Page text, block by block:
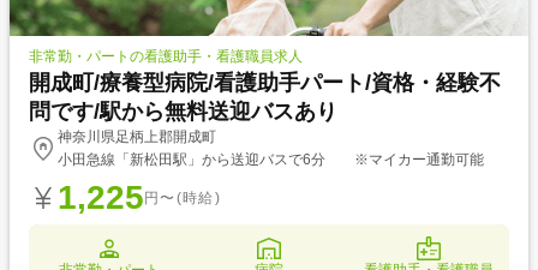
非常勤・パートの看護助手・看護職員求人
開成町/療養型病院/看護助手パート/資格・経験不
問です/駅から無料送迎バスあり
神奈川県足柄上郡開成町
小田急線「新松田駅」から送迎バスで6分 ※マイカー通勤可能
1,225 円〜(時給)